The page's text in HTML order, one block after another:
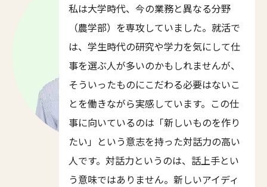
私は大学時代、今の業務と異なる分野
（農学部）を専攻していました。就活で
は、学生時代の研究や学力を気にして仕
事を選ぶ人が多いのかもしれませんが、
そういったものにこだわる必要はないこ
とを働きながら実感しています。この仕
事に向いているのは「新しいものを作り
たい」という意志を持った対話力の高い
人です。対話力というのは、話上手とい
う意味ではありません。新しいアイディ